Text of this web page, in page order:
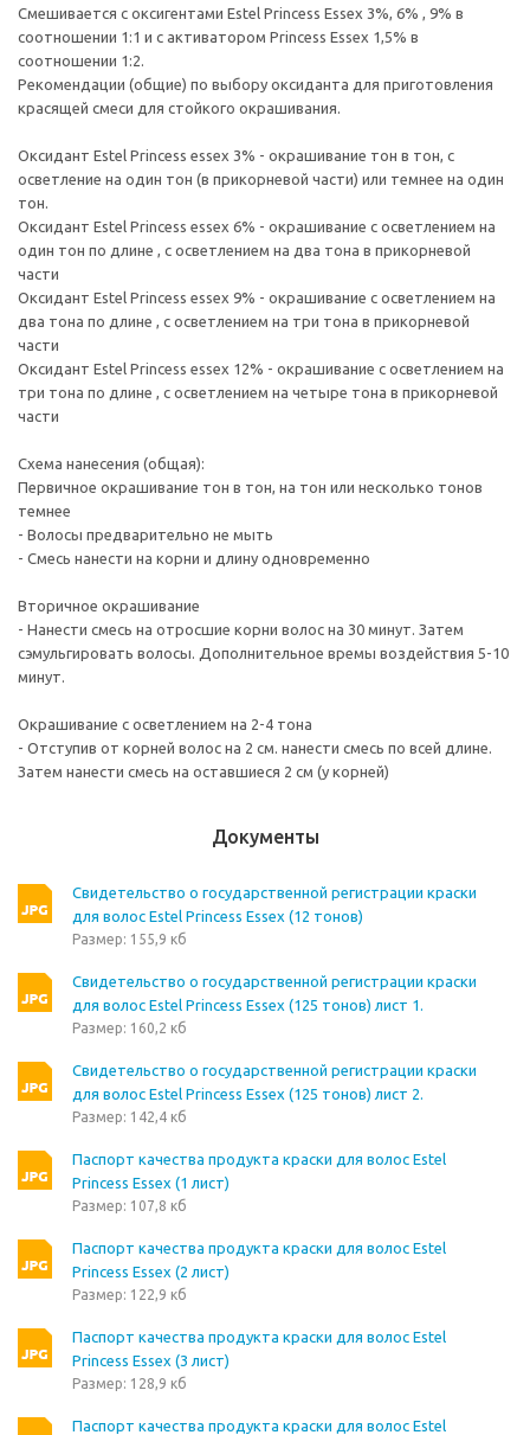
Смешивается с оксигентами Estel Princess Essex 3%, 6% , 9% в
соотношении 1:1 и с активатором Princess Essex 1,5% в
соотношении 1:2.
Рекомендации (общие) по выбору оксиданта для приготовления
красящей смеси для стойкого окрашивания.
Оксидант Estel Princess essex 3% - окрашивание тон в тон, с
осветление на один тон (в прикорневой части) или темнее на один
тон.
Оксидант Estel Princess essex 6% - окрашивание с осветлением на
один тон по длине , с осветлением на два тона в прикорневой
части
Оксидант Estel Princess essex 9% - окрашивание с осветлением на
два тона по длине , с осветлением на три тона в прикорневой
части
Оксидант Estel Princess essex 12% - окрашивание с осветлением на
три тона по длине , с осветлением на четыре тона в прикорневой
части
Схема нанесения (общая):
Первичное окрашивание тон в тон, на тон или несколько тонов
темнее
- Волосы предварительно не мыть
- Смесь нанести на корни и длину одновременно
Вторичное окрашивание
- Нанести смесь на отросшие корни волос на 30 минут. Затем
сэмульгировать волосы. Дополнительное времы воздействия 5-10
минут.
Окрашивание с осветлением на 2-4 тона
- Отступив от корней волос на 2 см. нанести смесь по всей длине.
Затем нанести смесь на оставшиеся 2 см (у корней)
Документы
Свидетельство о государственной регистрации краски
для волос Estel Princess Essex (12 тонов)
Размер: 155,9 кб
Свидетельство о государственной регистрации краски
для волос Estel Princess Essex (125 тонов) лист 1.
Размер: 160,2 кб
Свидетельство о государственной регистрации краски
для волос Estel Princess Essex (125 тонов) лист 2.
Размер: 142,4 кб
Паспорт качества продукта краски для волос Estel
Princess Essex (1 лист)
Размер: 107,8 кб
Паспорт качества продукта краски для волос Estel
Princess Essex (2 лист)
Размер: 122,9 кб
Паспорт качества продукта краски для волос Estel
Princess Essex (3 лист)
Размер: 128,9 кб
Паспорт качества продукта краски для волос Estel